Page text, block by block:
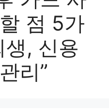
점 5가
, 신용
리”